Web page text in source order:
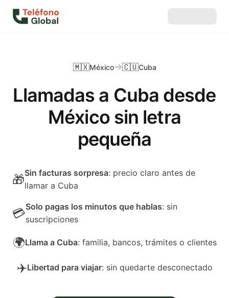
Llamadas a Cuba desde
México sin letra
pequeña
🇲🇽México 🇨🇺Cuba
🎁Sin facturas sorpresa: precio claro antes de
llamar a Cuba
💳Solo pagas los minutos que hablas: sin
suscripciones
🌍Llama a Cuba: familia, bancos, trámites o clientes
✈️Libertad para viajar: sin quedarte desconectado